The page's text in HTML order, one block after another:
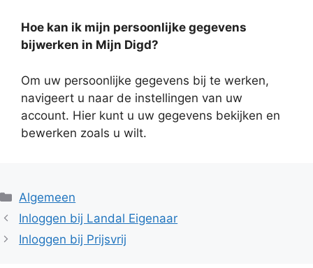
Hoe kan ik mijn persoonlijke gegevens
bijwerken in Mijn Digd?
Om uw persoonlijke gegevens bij te werken,
navigeert u naar de instellingen van uw
account. Hier kunt u uw gegevens bekijken en
bewerken zoals u wilt.
Categorieën
Algemeen
Inloggen bij Landal Eigenaar
Inloggen bij Prijsvrij